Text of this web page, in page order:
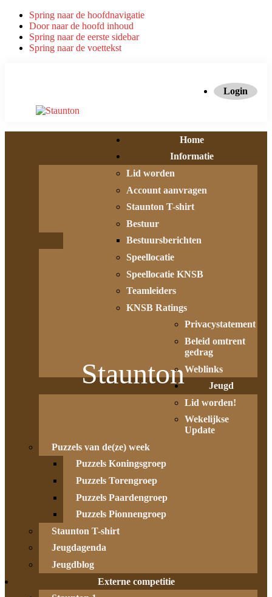
Spring naar de hoofdnavigatie
Door naar de hoofd inhoud
Spring naar de eerste sidebar
Spring naar de voettekst
Login
Staunton
Home
Informatie
Lid worden
Account aanvragen
Staunton T-shirt
Bestuur
Bestuursberichten
Speellocatie
Speellocatie KNSB
Teamleiders
KNSB Ratings
Privacystatement
Beleid omtrent
gedrag
Weblinks
Jeugd
Lid worden!
Wekelijkse
Update
Puzzels van de(ze) week
Puzzels Koningsgroep
Puzzels Torengroep
Puzzels Paardengroep
Puzzels Pionnengroep
Staunton T-shirt
Jeugdagenda
Jeugdblog
Externe competitie